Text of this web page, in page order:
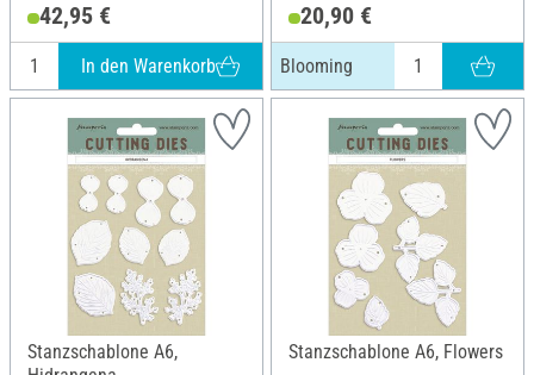
42,95 €
In den Warenkorb
20,90 €
Blooming
Stanzschablone A6,
Stanzschablone A6, Flowers